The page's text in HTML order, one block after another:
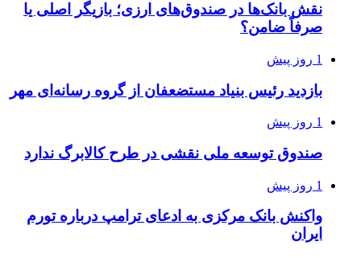
نقش بانک‌ها در صندوق‌های ارزی؛ بازیگر اصلی یا
صرفاً ضامن؟
1 روز پیش
بازدید رئیس بنیاد مستضعفان از گروه رسانه‌ای مهر
1 روز پیش
صندوق توسعه ملی نقشی در طرح کالابرگ ندارد
1 روز پیش
واکنش بانک مرکزی به ادعای ترامپ درباره تورم
ایران